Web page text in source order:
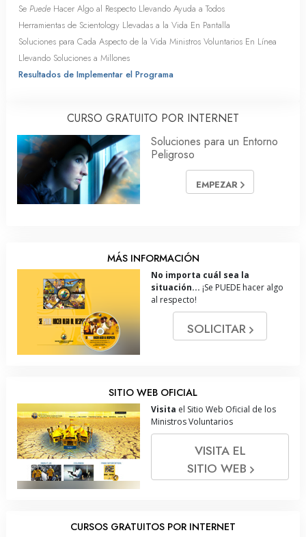
Se Puede Hacer Algo al Respecto Llevando Ayuda a Todos
Herramientas de Scientology Llevadas a la Vida En Pantalla
Soluciones para Cada Aspecto de la Vida Ministros Voluntarios En Línea
Llevando Soluciones a Millones
Resultados de Implementar el Programa
CURSO GRATUITO POR INTERNET
Soluciones para un Entorno
Peligroso
EMPEZAR
MÁS INFORMACIÓN
No importa cuál sea la
situación... ¡Se PUEDE hacer algo
al respecto!
SOLICITAR
SITIO WEB OFICIAL
Visita el Sitio Web Oficial de los
Ministros Voluntarios
VISITA EL
SITIO WEB
CURSOS GRATUITOS POR INTERNET